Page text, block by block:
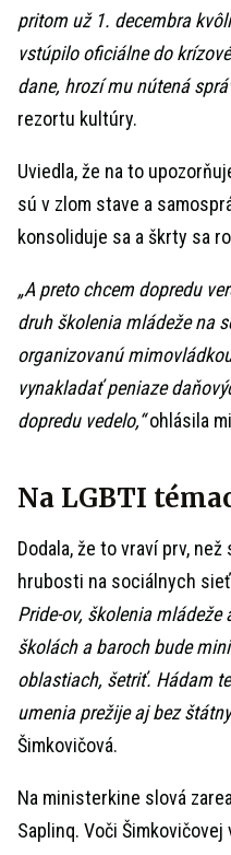
pritom už 1. decembra
vstúpilo oficiálne do
dane, hrozí mu nútená
rezortu kultúry.
Uviedla, že na to
sú v zlom stave a
konsoliduje sa a škrty sa
„A preto chcem dopredu
druh školenia mládeže na
organizovanú
vynakladať peniaze
dopredu vedelo,“ohlásila
Na LGBTI
Dodala, že to vraví prv,
hrubosti na sociálnych
Pride-ov, školenia
školách a baroch bude
oblastiach, šetriť. Hádam
umenia prežije aj bez
Šimkovičová.
Na ministerkine slová
Saplinq. Voči